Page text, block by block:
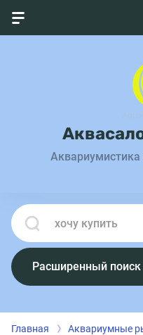
Расширенный поиск
Главная Аквариумные